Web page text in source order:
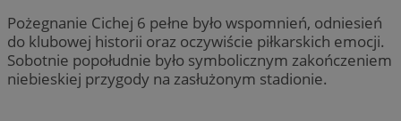
Pożegnanie Cichej 6 pełne było wspomnień, odniesień
do klubowej historii oraz oczywiście piłkarskich emocji.
Sobotnie popołudnie było symbolicznym zakończeniem
niebieskiej przygody na zasłużonym stadionie.